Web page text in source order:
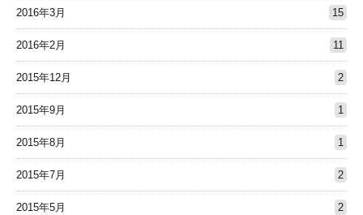
2016年3月 15
2016年2月 11
2015年12月 2
2015年9月 1
2015年8月 1
2015年7月 2
2015年5月 2